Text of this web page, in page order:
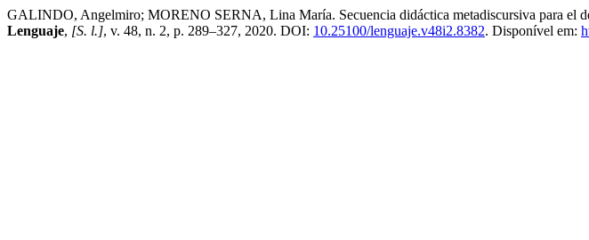
GALINDO, Angelmiro; MORENO SERNA, Lina María. Secuencia didáctica metadiscursiva para el
Lenguaje, [S. l.], v. 48, n. 2, p. 289–327, 2020. DOI: 10.25100/lenguaje.v48i2.8382. Disponível em: